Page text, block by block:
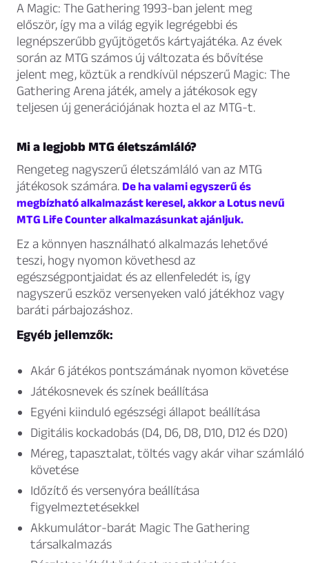
A Magic: The Gathering 1993-ban jelent meg
először, így ma a világ egyik legrégebbi és
legnépszerűbb gyűjtögetős kártyajátéka. Az évek
során az MTG számos új változata és bővítése
jelent meg, köztük a rendkívül népszerű Magic: The
Gathering Arena játék, amely a játékosok egy
teljesen új generációjának hozta el az MTG-t.
Mi a legjobb MTG életszámláló?
Rengeteg nagyszerű életszámláló van az MTG
játékosok számára. De ha valami egyszerű és
megbízható alkalmazást keresel, akkor a Lotus nevű
MTG Life Counter alkalmazásunkat ajánljuk.
Ez a könnyen használható alkalmazás lehetővé
teszi, hogy nyomon követhesd az
egészségpontjaidat és az ellenfeledét is, így
nagyszerű eszköz versenyeken való játékhoz vagy
baráti párbajozáshoz.
Egyéb jellemzők:
Akár 6 játékos pontszámának nyomon követése
Játékosnevek és színek beállítása
Egyéni kiinduló egészségi állapot beállítása
Digitális kockadobás (D4, D6, D8, D10, D12 és D20)
Méreg, tapasztalat, töltés vagy akár vihar számláló
követése
Időzítő és versenyóra beállítása
figyelmeztetésekkel
Akkumulátor-barát Magic The Gathering
társalkalmazás